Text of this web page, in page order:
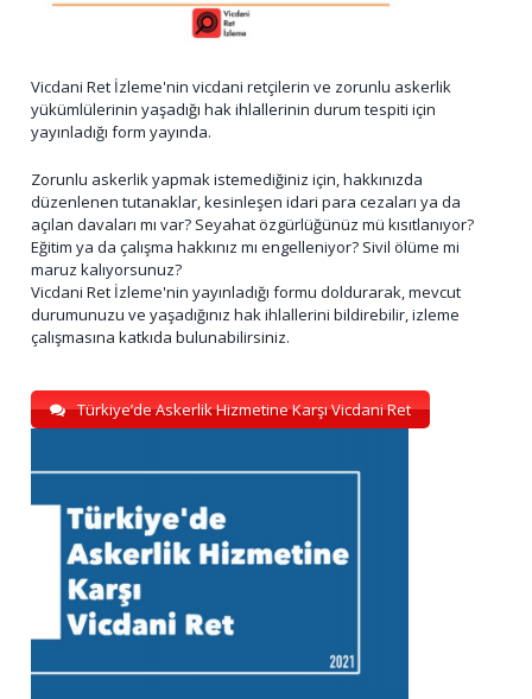
Vicdani Ret İzleme'nin vicdani retçilerin ve zorunlu askerlik
yükümlülerinin yaşadığı hak ihlallerinin durum tespiti için
yayınladığı form yayında.
Zorunlu askerlik yapmak istemediğiniz için, hakkınızda
düzenlenen tutanaklar, kesinleşen idari para cezaları ya da
açılan davaları mı var? Seyahat özgürlüğünüz mü kısıtlanıyor?
Eğitim ya da çalışma hakkınız mı engelleniyor? Sivil ölüme mi
maruz kalıyorsunuz?
Vicdani Ret İzleme'nin yayınladığı formu doldurarak, mevcut
durumunuzu ve yaşadığınız hak ihlallerini bildirebilir, izleme
çalışmasına katkıda bulunabilirsiniz.
Türkiye’de Askerlik Hizmetine Karşı Vicdani Ret